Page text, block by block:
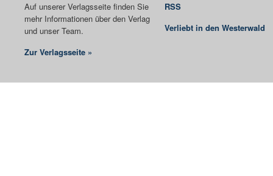
Auf unserer Verlagsseite finden Sie
mehr Informationen über den Verlag
und unser Team.
Zur Verlagsseite »
RSS
Verliebt in den Westerwald